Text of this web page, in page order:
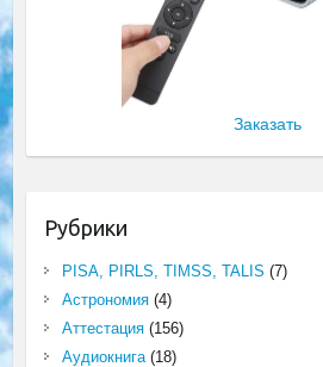
Заказать
Рубрики
PISA, PIRLS, TIMSS, TALIS (7)
Астрономия(4)
Аттестация(156)
Аудиокнига(18)